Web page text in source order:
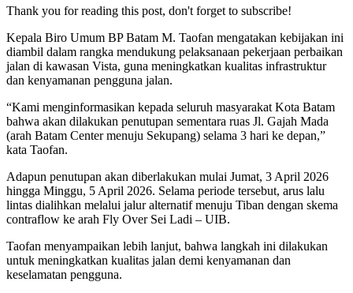
Thank you for reading this post, don't forget to subscribe!
Kepala Biro Umum BP Batam M. Taofan mengatakan kebijakan ini
diambil dalam rangka mendukung pelaksanaan pekerjaan perbaikan
jalan di kawasan Vista, guna meningkatkan kualitas infrastruktur
dan kenyamanan pengguna jalan.
“Kami menginformasikan kepada seluruh masyarakat Kota Batam
bahwa akan dilakukan penutupan sementara ruas Jl. Gajah Mada
(arah Batam Center menuju Sekupang) selama 3 hari ke depan,”
kata Taofan.
Adapun penutupan akan diberlakukan mulai Jumat, 3 April 2026
hingga Minggu, 5 April 2026. Selama periode tersebut, arus lalu
lintas dialihkan melalui jalur alternatif menuju Tiban dengan skema
contraflow ke arah Fly Over Sei Ladi – UIB.
Taofan menyampaikan lebih lanjut, bahwa langkah ini dilakukan
untuk meningkatkan kualitas jalan demi kenyamanan dan
keselamatan pengguna.